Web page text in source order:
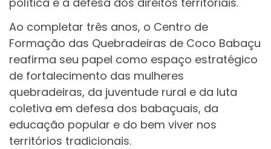
Ao completar três anos, o Centro de
Formação das Quebradeiras de Coco Babaçu
reafirma seu papel como espaço estratégico
de fortalecimento das mulheres
quebradeiras, da juventude rural e da luta
coletiva em defesa dos babaçuais, da
educação popular e do bem viver nos
territórios tradicionais.